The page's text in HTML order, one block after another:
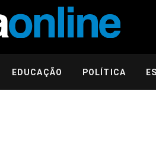
EDUCAÇÃO POLÍTICA